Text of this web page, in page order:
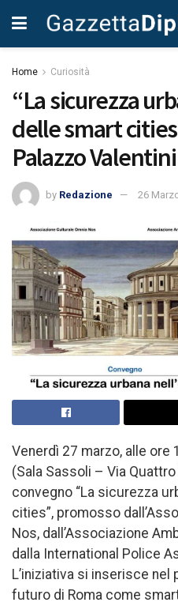
Home Curiosità
“La sicurezza
delle smart
Palazzo
by Redazione 26
Venerdì 27 marzo, alle ore
(Sala Sassoli – Via
convegno “La sicurezza
cities”, promosso
Nos, dall’Associazione
dalla International Police
L’iniziativa si inserisce nel
futuro di Roma come